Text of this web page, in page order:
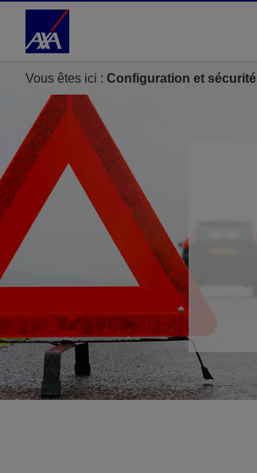
Accéder au Contenu
Vous êtes ici : Configuration et sécurité